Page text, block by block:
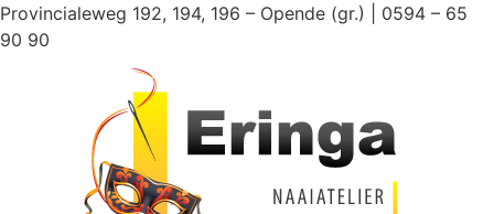
Ga
naar
Provincialeweg 192, 194, 196 – Opende (gr.) | 0594 – 65
90 90